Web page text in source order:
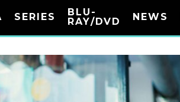
SERIES
BLU-
RAY/DVD
NEWS